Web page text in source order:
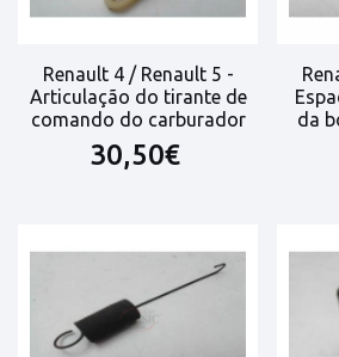
Renault 4 / Renault 5 -
Articulação do tirante de
comando do carburador
30,50€
da